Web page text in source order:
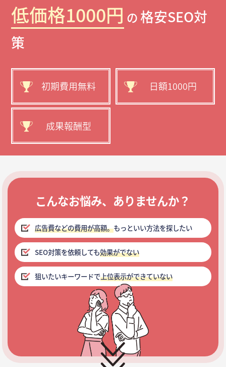
低価格1000円 の 格安SEO対
策
初期費用無料 日額1000円
成果報酬型
こんなお悩み、ありませんか？
広告費などの費用が高額。もっといい方法を探したい
SEO対策を依頼しても効果がでない
狙いたいキーワードで上位表示ができていない